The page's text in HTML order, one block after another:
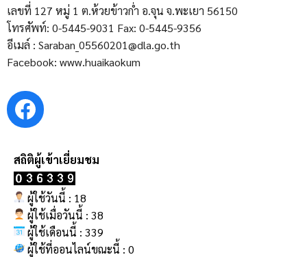
เลขที่ 127 หมู่ 1 ต.ห้วยข้าวก่ำ อ.จุน จ.พะเยา 56150
โทรศัพท์: 0-5445-9031 Fax: 0-5445-9356
อีเมล์ : Saraban_05560201@dla.go.th
Facebook: www.huaikaokum
ผู้ใช้วันนี้ : 18
ผู้ใช้เมื่อวันนี้ : 38
ผู้ใช้เดือนนี้ : 339
ผู้ใช้ที่ออนไลน์ขณะนี้ : 0